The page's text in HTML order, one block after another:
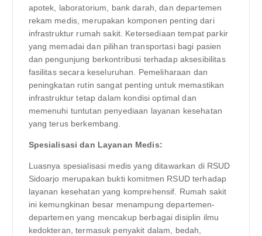
apotek, laboratorium, bank darah, dan departemen
rekam medis, merupakan komponen penting dari
infrastruktur rumah sakit. Ketersediaan tempat parkir
yang memadai dan pilihan transportasi bagi pasien
dan pengunjung berkontribusi terhadap aksesibilitas
fasilitas secara keseluruhan. Pemeliharaan dan
peningkatan rutin sangat penting untuk memastikan
infrastruktur tetap dalam kondisi optimal dan
memenuhi tuntutan penyediaan layanan kesehatan
yang terus berkembang.
Spesialisasi dan Layanan Medis:
Luasnya spesialisasi medis yang ditawarkan di RSUD
Sidoarjo merupakan bukti komitmen RSUD terhadap
layanan kesehatan yang komprehensif. Rumah sakit
ini kemungkinan besar menampung departemen-
departemen yang mencakup berbagai disiplin ilmu
kedokteran, termasuk penyakit dalam, bedah,